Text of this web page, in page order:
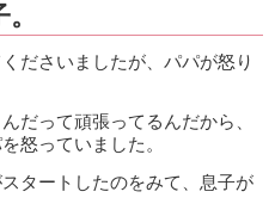
ださいましたが、パパが怒り
だって頑張ってるんだから、
怒っていました。
タートしたのをみて、息子が